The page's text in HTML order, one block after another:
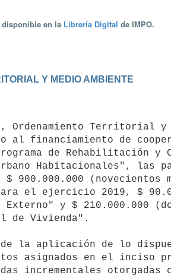
disponible en la Librería Digital de IMPO.
Y MEDIO AMBIENTE
al financiamiento de
de Rehabilitación y
Habitacionales", las
(novecientos
el ejercicio 2019, $
Externo" y $ 210.000.000
de Vivienda".
asignados en el inciso
incrementales otorgadas